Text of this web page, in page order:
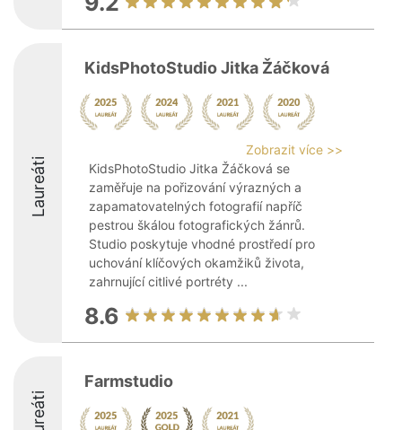
Laureáti
KidsPhotoStudio Jitka Žáčková
Zobrazit více >>
KidsPhotoStudio Jitka Žáčková se
zaměřuje na pořizování výrazných a
zapamatovatelných fotografií napříč
pestrou škálou fotografických žánrů.
Studio poskytuje vhodné prostředí pro
uchování klíčových okamžiků života,
zahrnující citlivé portréty ...
8.6
Farmstudio